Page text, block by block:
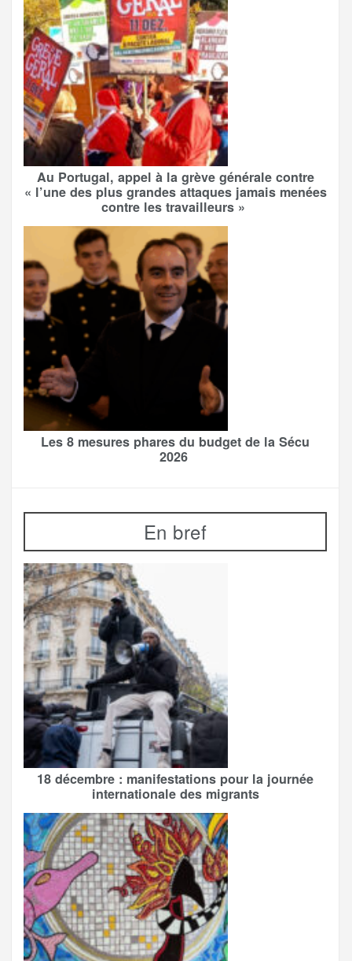
Au Portugal, appel à la grève générale contre
« l’une des plus grandes attaques jamais menées
contre les travailleurs »
Les 8 mesures phares du budget de la Sécu
2026
En bref
18 décembre : manifestations pour la journée
internationale des migrants